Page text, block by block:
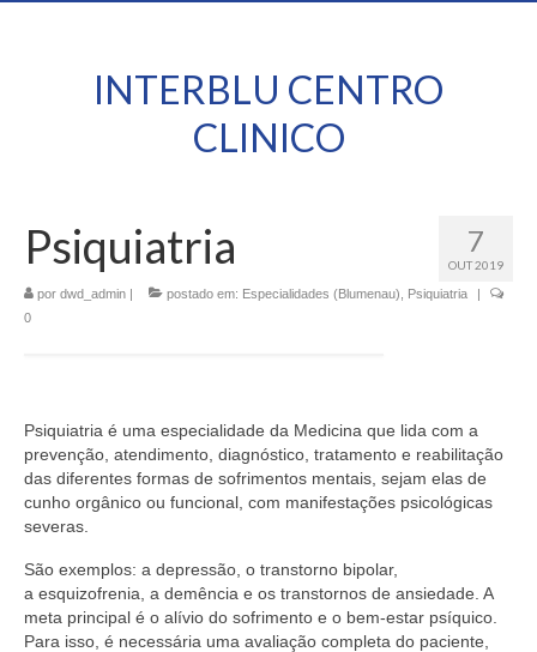
INTERBLU CENTRO
CLINICO
7
OUT 2019
Psiquiatria
por dwd_admin | postado em: Especialidades (Blumenau) Psiquiatria
|
0
Psiquiatria é uma especialidade da Medicina que lida com a
prevenção, atendimento, diagnóstico, tratamento e reabilitação
das diferentes formas de sofrimentos mentais, sejam elas de
cunho orgânico ou funcional, com manifestações psicológicas
severas.
São exemplos: a depressão, o transtorno bipolar,
a esquizofrenia, a demência e os transtornos de ansiedade. A
meta principal é o alívio do sofrimento e o bem-estar psíquico.
Para isso, é necessária uma avaliação completa do paciente,